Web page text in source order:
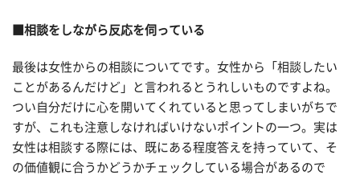
■相談をしながら反応を伺っている
最後は女性からの相談についてです。女性から「相談したい
ことがあるんだけど」と言われるとうれしいものですよね。
つい自分だけに心を開いてくれていると思ってしまいがちで
すが、これも注意しなければいけないポイントの一つ。実は
女性は相談する際には、既にある程度答えを持っていて、そ
の価値観に合うかどうかチェックしている場合があるので